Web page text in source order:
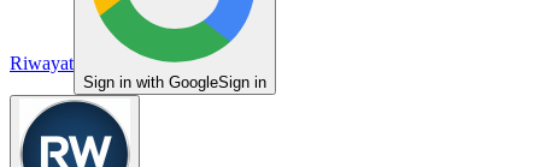
Riwayat
Sign in with GoogleSign in